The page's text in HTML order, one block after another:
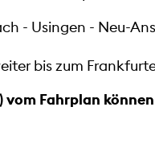
- Usingen - Neu-
bis zum
Fahrplan